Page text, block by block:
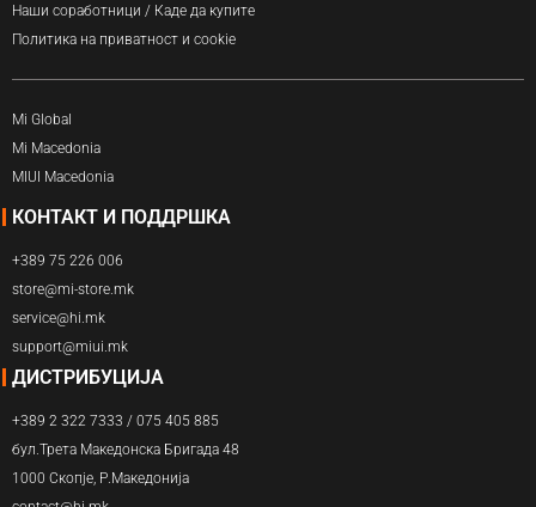
Наши соработници / Каде да купите
Политика на приватност и cookie
Mi Global
Mi Macedonia
MIUI Macedonia
КОНТАКТ И ПОДДРШКА
+389 75 226 006
store@mi-store.mk
service@hi.mk
support@miui.mk
ДИСТРИБУЦИЈА
+389 2 322 7333 / 075 405 885
бул.Трета Македонска Бригада 48
1000 Скопје, Р.Македонија